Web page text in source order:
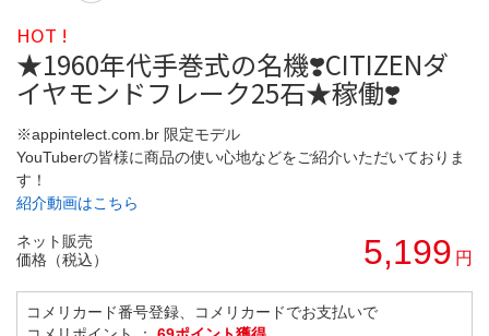
HOT !
★1960年代手巻式の名機❣️CITIZENダ
イヤモンドフレーク25石★稼働❣️
※appintelect.com.br 限定モデル
YouTuberの皆様に商品の使い心地などをご紹介いただいておりま
す！
紹介動画はこちら
ネット販売
価格（税込）
5,199 円
コメリカード番号登録、コメリカードでお支払いで